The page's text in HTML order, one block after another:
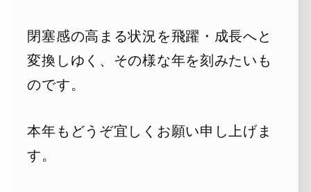
閉塞感の高まる状況を飛躍・成長へと
変換しゆく、その様な年を刻みたいも
のです。
本年もどうぞ宜しくお願い申し上げま
す。